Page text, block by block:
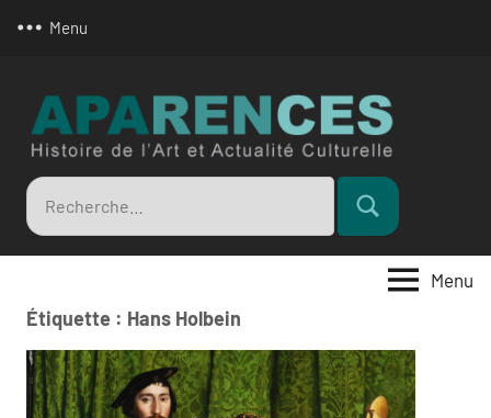
Menu
Recherche
pour
:
Rechercher
Menu
Étiquette : Hans Holbein